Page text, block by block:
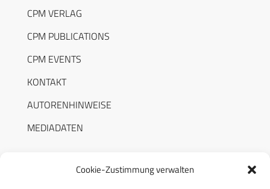
Cookie-Zustimmung verwalten
CPM VERLAG
CPM PUBLICATIONS
CPM EVENTS
KONTAKT
AUTORENHINWEISE
MEDIADATEN